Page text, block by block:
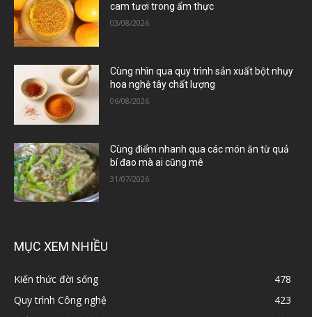
cam tươi trong ẩm thực
03/08/2026
Cùng nhìn qua quy trình sản xuất bột nhụy
hoa nghệ tây chất lượng
06/08/2026
Cùng điểm nhanh qua các món ăn từ quả
bí đao mà ai cũng mê
31/07/2026
MỤC XEM NHIỀU
Kiến thức đời sống
478
Quy trình Công nghệ
423